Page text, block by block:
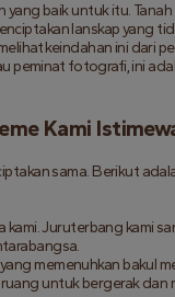
baik untuk itu. Tanah
lanskap yang
keindahan ini dari
peminat fotografi, ini
Kami
sama. Berikut
Juruterbang kami
memenuhkan bakul
untuk bergerak dan